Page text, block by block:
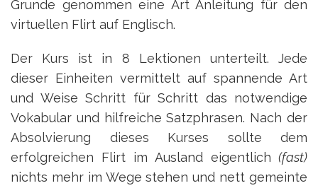
Grunde genommen eine Art Anleitung für den
virtuellen Flirt auf Englisch.
Der Kurs ist in 8 Lektionen unterteilt. Jede
dieser Einheiten vermittelt auf spannende Art
und Weise Schritt für Schritt das notwendige
Vokabular und hilfreiche Satzphrasen. Nach der
Absolvierung dieses Kurses sollte dem
erfolgreichen Flirt im Ausland eigentlich (fast)
nichts mehr im Wege stehen und nett gemeinte